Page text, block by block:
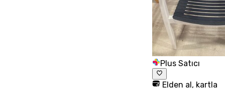
Plus Satıcı
Elden al, kartla